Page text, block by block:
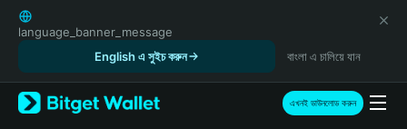
English
日本語
Русский
Español (Latinoamérica)
Türkçe
language_banner_message
English এ সুইচ করুন
বাংলা এ চালিয়ে যান
এখনই ডাউনলোড করুন